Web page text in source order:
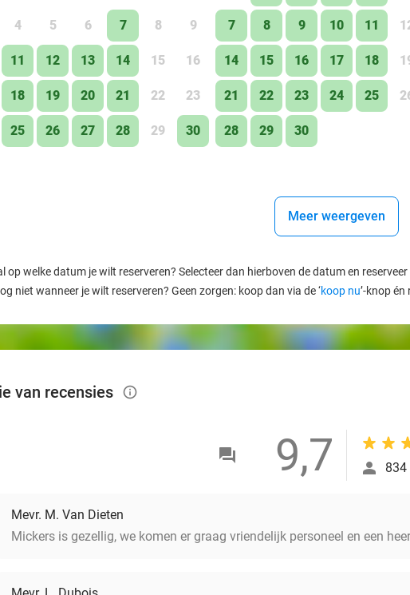
4 5 6 7 8 9
11 12 13 14 15 16
18 19 20 21 22 23
25 26 27 28 29 30
7 8 9 10 11
14 15 16 17 18
21 22 23 24 25
28 29 30
Meer weergeven
op welke datum je wilt reserveren? Selecteer dan hierboven de datum en
niet wanneer je wilt reserveren? Geen zorgen: koop dan via de ‘koop nu’-knop
van recensies info_outlined
9,7 834
Mevr. M. Van Dieten
Mickers is gezellig, we komen er graag vriendelijk personeel en een